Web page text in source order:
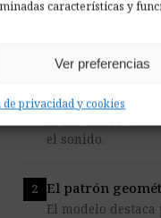
características y
Ver preferencias
de privacidad y cookies
Fieltro acústico
El material
el sonido.
El patrón
El modelo